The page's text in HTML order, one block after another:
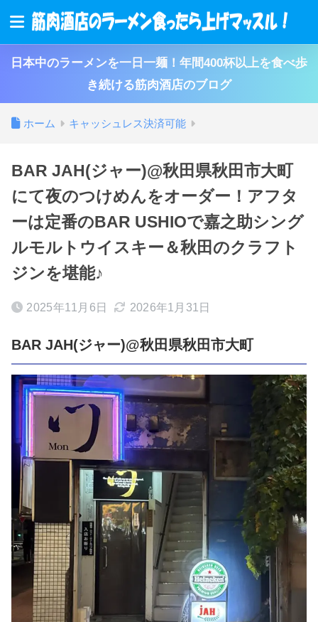
日本中のラーメンを一日一麺！年間400杯以上を食べ歩
き続ける筋肉酒店のブログ
ホーム キャッシュレス決済可能
BAR JAH(ジャー)@秋田県秋田市大町
にて夜のつけめんをオーダー！アフタ
ーは定番のBAR USHIOで嘉之助シング
ルモルトウイスキー＆秋田のクラフト
ジンを堪能♪
2025年11月6日 2026年1月31日
BAR JAH(ジャー)@秋田県秋田市大町